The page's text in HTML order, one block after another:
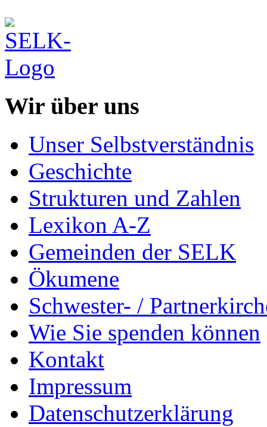
Wir über uns
Unser Selbstverständnis
Geschichte
Strukturen und Zahlen
Lexikon A-Z
Gemeinden der SELK
Ökumene
Schwester- /
Wie Sie spenden können
Kontakt
Impressum
Datenschutzerklärung